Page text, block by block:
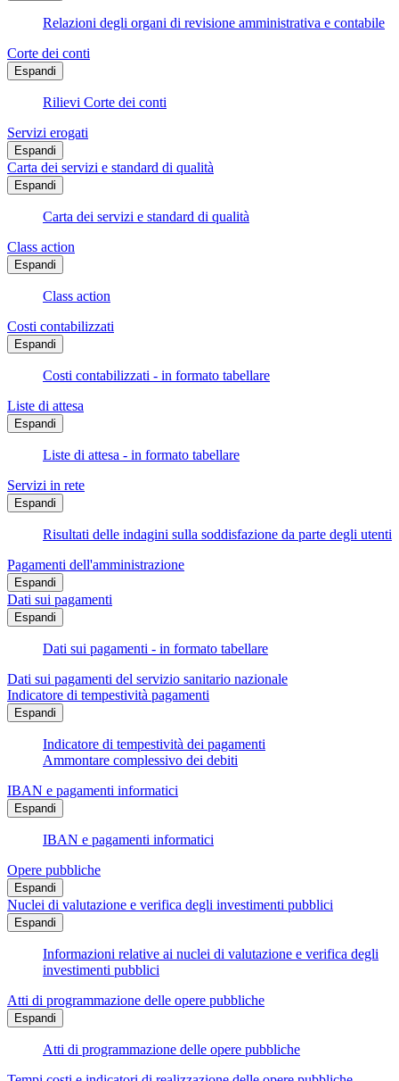
Relazioni degli organi di revisione amministrativa e contabile
Corte dei conti
Espandi
Rilievi Corte dei conti
Servizi erogati
Espandi
Carta dei servizi e standard di qualità
Espandi
Carta dei servizi e standard di qualità
Class action
Espandi
Class action
Costi contabilizzati
Espandi
Costi contabilizzati - in formato tabellare
Liste di attesa
Espandi
Liste di attesa - in formato tabellare
Servizi in rete
Espandi
Risultati delle indagini sulla soddisfazione da parte degli utenti
Pagamenti dell'amministrazione
Espandi
Dati sui pagamenti
Espandi
Dati sui pagamenti - in formato tabellare
Dati sui pagamenti del servizio sanitario nazionale
Indicatore di tempestività pagamenti
Espandi
Indicatore di tempestività dei pagamenti
Ammontare complessivo dei debiti
IBAN e pagamenti informatici
Espandi
IBAN e pagamenti informatici
Opere pubbliche
Espandi
Nuclei di valutazione e verifica degli investimenti pubblici
Espandi
Informazioni relative ai nuclei di valutazione e verifica degli
investimenti pubblici
Atti di programmazione delle opere pubbliche
Espandi
Atti di programmazione delle opere pubbliche